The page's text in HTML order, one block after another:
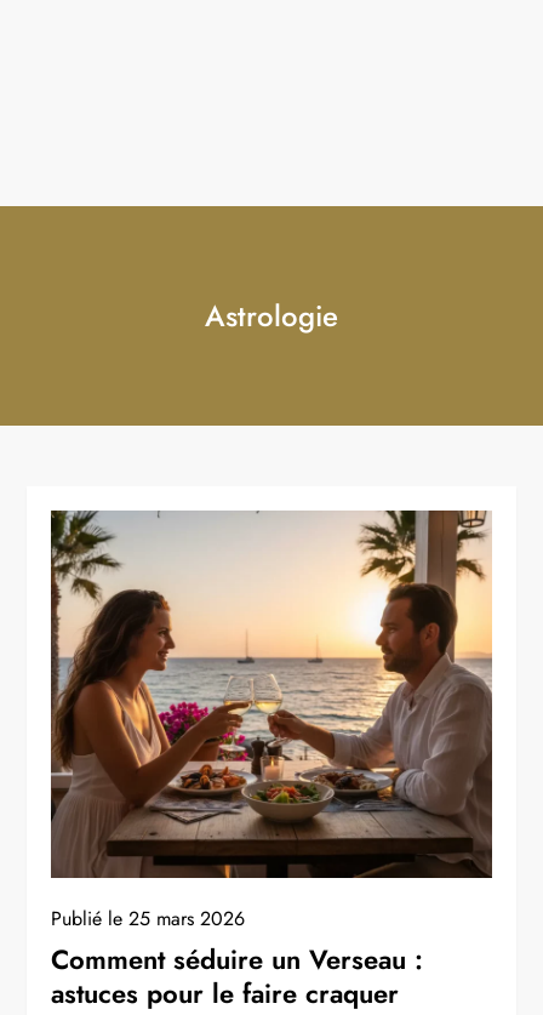
Astrologie
Publié le25 mars 2026
Comment séduire un Verseau :
astuces pour le faire craquer